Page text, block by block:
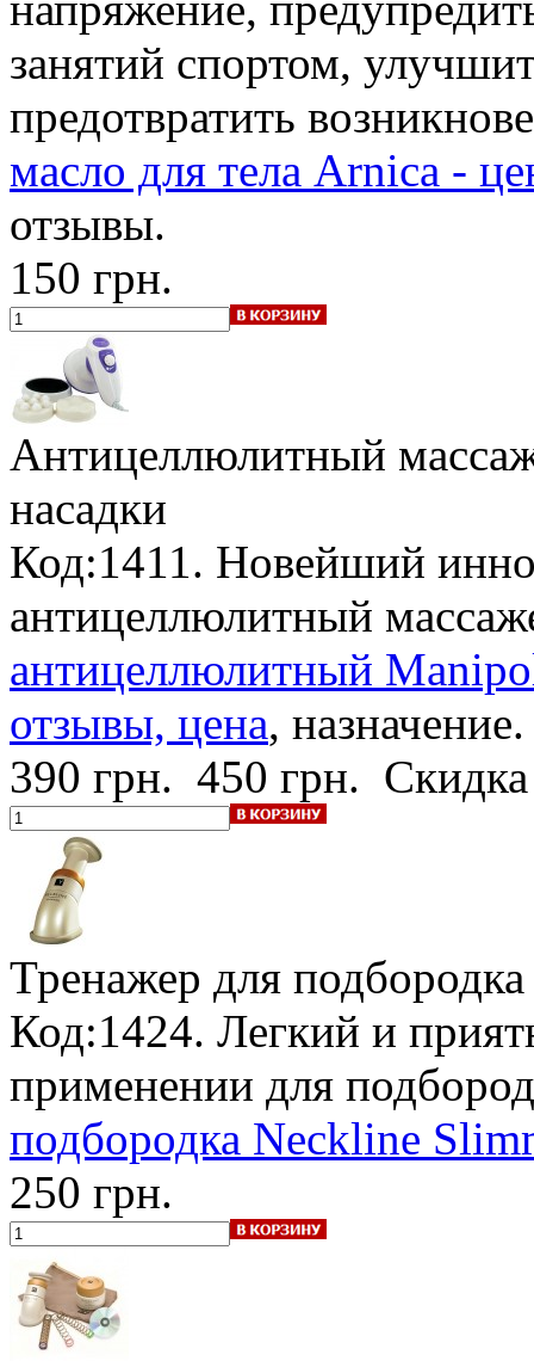
занятий спортом,
предотвратить
масло для тела Arnica -
отзывы.
150 грн.
Антицеллюлитный
насадки
Код:1411. Новейший
антицеллюлитный
антицеллюлитный
отзывы, цена, назначение.
390 грн. 450 грн.
Тренажер для
Код:1424. Легкий и
применении для
подбородка Neckline
250 грн.